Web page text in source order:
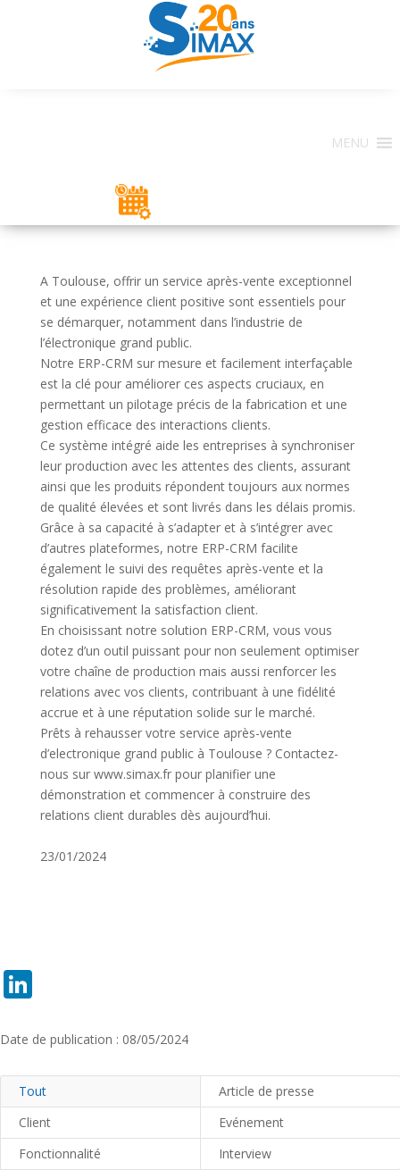
MENU
A Toulouse, offrir un service après-vente exceptionnel
et une expérience client positive sont essentiels pour
se démarquer, notamment dans l’industrie de
l’électronique grand public.
Notre ERP-CRM sur mesure et facilement interfaçable
est la clé pour améliorer ces aspects cruciaux, en
permettant un pilotage précis de la fabrication et une
gestion efficace des interactions clients.
Ce système intégré aide les entreprises à synchroniser
leur production avec les attentes des clients, assurant
ainsi que les produits répondent toujours aux normes
de qualité élevées et sont livrés dans les délais promis.
Grâce à sa capacité à s’adapter et à s’intégrer avec
d’autres plateformes, notre ERP-CRM facilite
également le suivi des requêtes après-vente et la
résolution rapide des problèmes, améliorant
significativement la satisfaction client.
En choisissant notre solution ERP-CRM, vous vous
dotez d’un outil puissant pour non seulement optimiser
votre chaîne de production mais aussi renforcer les
relations avec vos clients, contribuant à une fidélité
accrue et à une réputation solide sur le marché.
Prêts à rehausser votre service après-vente
d’electronique grand public à Toulouse ? Contactez-
nous sur www.simax.fr pour planifier une
démonstration et commencer à construire des
relations client durables dès aujourd’hui.
23/01/2024
Date de publication : 08/05/2024
Tout
Article de presse
Client
Evénement
Fonctionnalité
Interview